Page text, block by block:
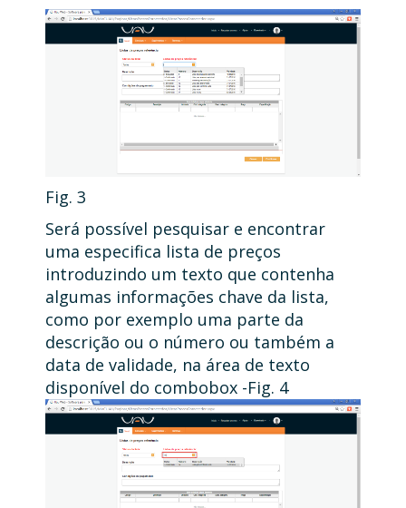
Fig. 3
Será possível pesquisar e encontrar
uma especifica lista de preços
introduzindo um texto que contenha
algumas informações chave da lista,
como por exemplo uma parte da
descrição ou o número ou também a
data de validade, na área de texto
disponível do combobox -Fig. 4